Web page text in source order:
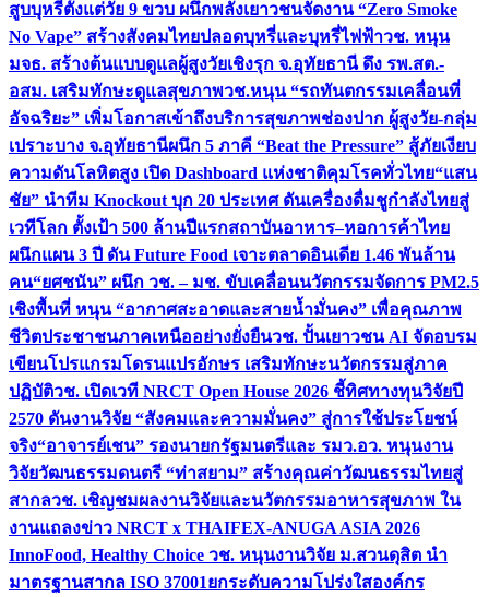
สูบบุหรี่ตั้งแต่วัย 9 ขวบ ผนึกพลังเยาวชนจัดงาน “Zero Smoke
No Vape” สร้างสังคมไทยปลอดบุหรี่และบุหรี่ไฟฟ้าวช. หนุน
มจธ. สร้างต้นแบบดูแลผู้สูงวัยเชิงรุก จ.อุทัยธานี ดึง รพ.สต.-
อสม. เสริมทักษะดูแลสุขภาพวช.หนุน “รถทันตกรรมเคลื่อนที่
อัจฉริยะ” เพิ่มโอกาสเข้าถึงบริการสุขภาพช่องปาก ผู้สูงวัย-กลุ่ม
เปราะบาง จ.อุทัยธานีผนึก 5 ภาคี “Beat the Pressure” สู้ภัยเงียบ
ความดันโลหิตสูง เปิด Dashboard แห่งชาติคุมโรคทั่วไทย“แสน
ชัย” นำทีม Knockout บุก 20 ประเทศ ดันเครื่องดื่มชูกำลังไทยสู่
เวทีโลก ตั้งเป้า 500 ล้านปีแรกสถาบันอาหาร–หอการค้าไทย
ผนึกแผน 3 ปี ดัน Future Food เจาะตลาดอินเดีย 1.46 พันล้าน
คน“ยศชนัน” ผนึก วช. – มช. ขับเคลื่อนนวัตกรรมจัดการ PM2.5
เชิงพื้นที่ หนุน “อากาศสะอาดและสายน้ำมั่นคง” เพื่อคุณภาพ
ชีวิตประชาชนภาคเหนืออย่างยั่งยืนวช. ปั้นเยาวชน AI จัดอบรม
เขียนโปรแกรมโดรนแปรอักษร เสริมทักษะนวัตกรรมสู่ภาค
ปฏิบัติวช. เปิดเวที NRCT Open House 2026 ชี้ทิศทางทุนวิจัยปี
2570 ดันงานวิจัย “สังคมและความมั่นคง” สู่การใช้ประโยชน์
จริง“อาจารย์เชน” รองนายกรัฐมนตรีและ รมว.อว. หนุนงาน
วิจัยวัฒนธรรมดนตรี “ท่าสยาม” สร้างคุณค่าวัฒนธรรมไทยสู่
สากลวช. เชิญชมผลงานวิจัยและนวัตกรรมอาหารสุขภาพ ใน
งานแถลงข่าว NRCT x THAIFEX-ANUGA ASIA 2026
InnoFood, Healthy Choice วช. หนุนงานวิจัย ม.สวนดุสิต นำ
มาตรฐานสากล ISO 37001ยกระดับความโปร่งใสองค์กร